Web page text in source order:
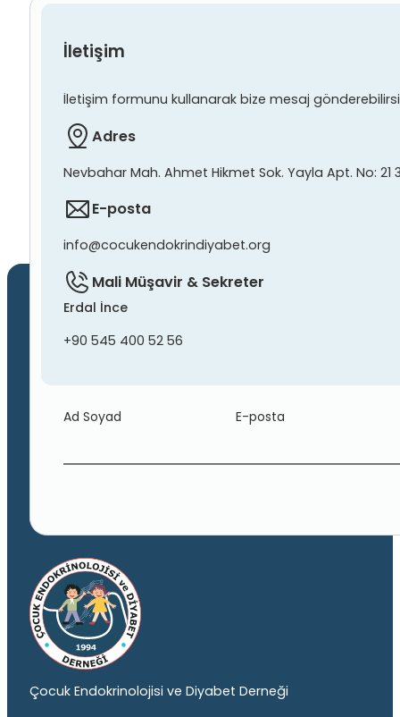
İletişim
İletişim formunu kullanarak bize mesaj
Adres
Nevbahar Mah. Ahmet Hikmet Sok. Yayla Apt. No: 21
E-posta
info@cocukendokrindiyabet.org
Mali Müşavir & Sekreter
Erdal İnce
+90 545 400 52 56
Ad Soyad E-posta
Çocuk Endokrinolojisi ve Diyabet Derneği